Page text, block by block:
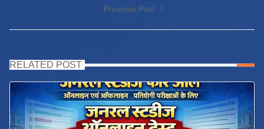
Previous Post
RELATED POST